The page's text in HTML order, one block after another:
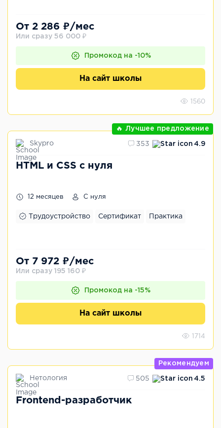
От 2 286 ₽/мес
Или сразу 56 000 ₽
Промокод на -10%
На сайт школы
1560
🔥 Лучшее предложение
Skypro 353 4.9
HTML и CSS с нуля
12 месяцев С нуля
Трудоустройство Сертификат Практика
От 7 972 ₽/мес
Или сразу 195 160 ₽
Промокод на -15%
На сайт школы
1714
Рекомендуем
Нетология 505 4.5
Frontend-разработчик